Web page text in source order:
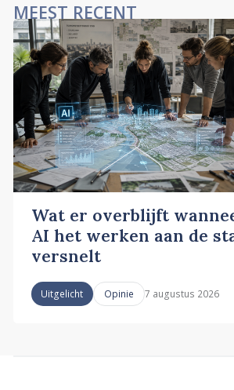
MEEST RECENT
Wat er overblijft
AI het werken aan de
versnelt
Uitgelicht Opinie 7 augustus 2026